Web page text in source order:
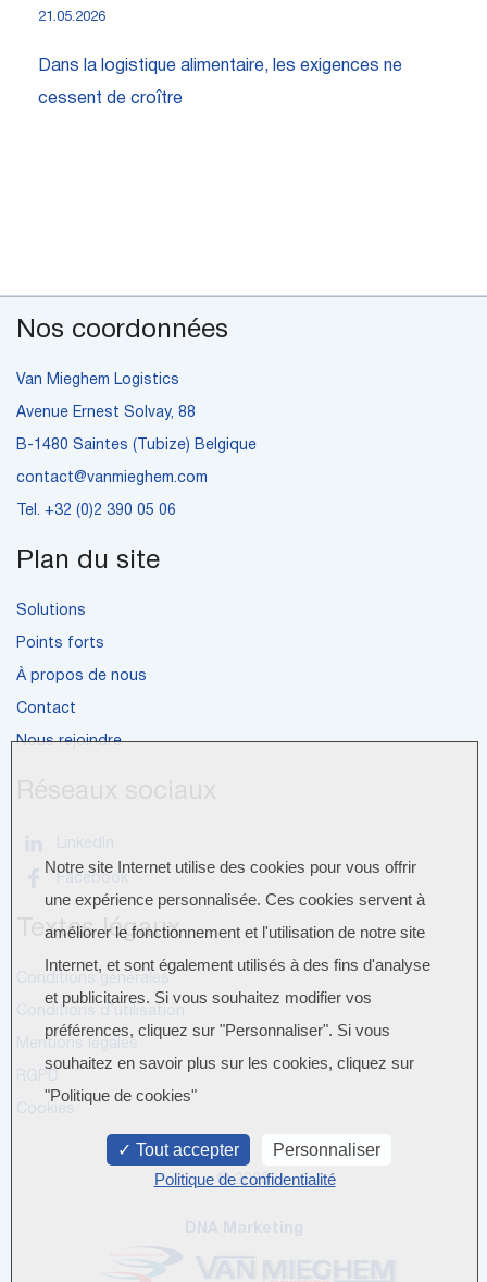
21.05.2026
Dans la logistique alimentaire, les exigences ne
cessent de croître
Nos coordonnées
Van Mieghem Logistics
Avenue Ernest Solvay, 88
B-1480 Saintes (Tubize) Belgique
contact@vanmieghem.com
Tel. +32 (0)2 390 05 06
Plan du site
Solutions
Points forts
À propos de nous
Contact
Nous rejoindre
Textes légaux
Conditions générales
Conditions d’utilisation
Mentions légales
© 2026
Notre site Internet utilise des cookies pour vous offrir
une expérience personnalisée. Ces cookies servent à
améliorer le fonctionnement et l'utilisation de notre site
Internet, et sont également utilisés à des fins d'analyse
et publicitaires. Si vous souhaitez modifier vos
préférences, cliquez sur "Personnaliser". Si vous
souhaitez en savoir plus sur les cookies, cliquez sur
"Politique de cookies"
Tout accepter
Personnaliser
Politique de confidentialité